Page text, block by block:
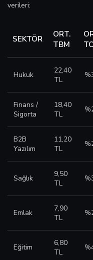
verileri:
SEKTÖR
ORT.
TBM
Hukuk
22,40
TL
Finans /
Sigorta
18,40
TL
B2B
Yazılım
11,20
TL
Sağlık
9,50
TL
Emlak
7,90
TL
Eğitim
6,80
TL